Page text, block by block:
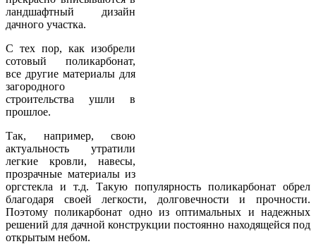
ландшафтный дизайн
дачного участка.
С тех пор, как изобрели
сотовый поликарбонат,
все другие материалы для
загородного
строительства ушли в
прошлое.
Так, например, свою
актуальность утратили
легкие кровли, навесы,
прозрачные материалы из
оргстекла и т.д. Такую популярность поликарбонат обрел
благодаря своей легкости, долговечности и прочности.
Поэтому поликарбонат одно из оптимальных и надежных
решений для дачной конструкции постоянно находящейся под
открытым небом.